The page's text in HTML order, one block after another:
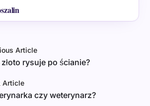
Article
rysuje po ścianie?
Article
czy weterynarz?